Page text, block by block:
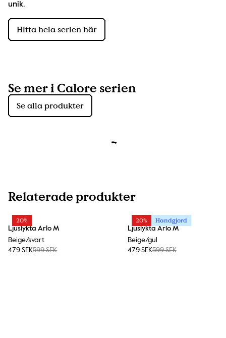
unik.
Hitta hela serien här
Se mer i Calore serien
Se alla produkter
Relaterade produkter
20%
Ljuslykta Arlo M
Beige/svart
479 SEK599 SEK
20% Handgjord
Ljuslykta Arlo M
Beige/gul
479 SEK599 SEK